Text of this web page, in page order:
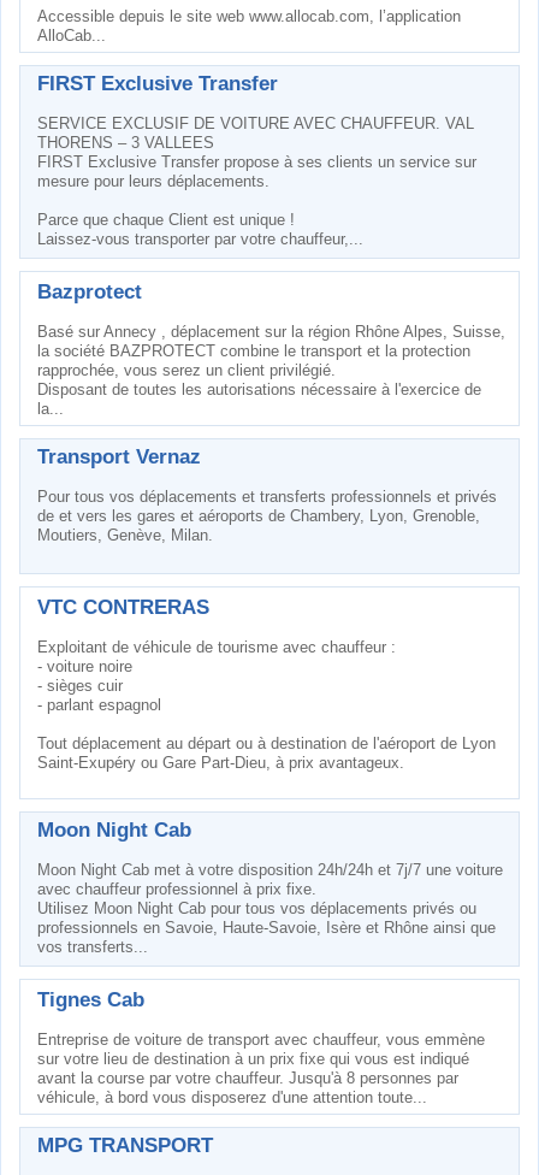
Accessible depuis le site web www.allocab.com, l’application
AlloCab...
FIRST Exclusive Transfer
SERVICE EXCLUSIF DE VOITURE AVEC CHAUFFEUR. VAL
THORENS – 3 VALLEES
FIRST Exclusive Transfer propose à ses clients un service sur
mesure pour leurs déplacements.
Parce que chaque Client est unique !
Laissez-vous transporter par votre chauffeur,...
Bazprotect
Basé sur Annecy , déplacement sur la région Rhône Alpes, Suisse,
la société BAZPROTECT combine le transport et la protection
rapprochée, vous serez un client privilégié.
Disposant de toutes les autorisations nécessaire à l'exercice de
la...
Transport Vernaz
Pour tous vos déplacements et transferts professionnels et privés
de et vers les gares et aéroports de Chambery, Lyon, Grenoble,
Moutiers, Genève, Milan.
VTC CONTRERAS
Exploitant de véhicule de tourisme avec chauffeur :
- voiture noire
- sièges cuir
- parlant espagnol
Tout déplacement au départ ou à destination de l'aéroport de Lyon
Saint-Exupéry ou Gare Part-Dieu, à prix avantageux.
Moon Night Cab
Moon Night Cab met à votre disposition 24h/24h et 7j/7 une voiture
avec chauffeur professionnel à prix fixe.
Utilisez Moon Night Cab pour tous vos déplacements privés ou
professionnels en Savoie, Haute-Savoie, Isère et Rhône ainsi que
vos transferts...
Tignes Cab
Entreprise de voiture de transport avec chauffeur, vous emmène
sur votre lieu de destination à un prix fixe qui vous est indiqué
avant la course par votre chauffeur. Jusqu'à 8 personnes par
véhicule, à bord vous disposerez d'une attention toute...
MPG TRANSPORT